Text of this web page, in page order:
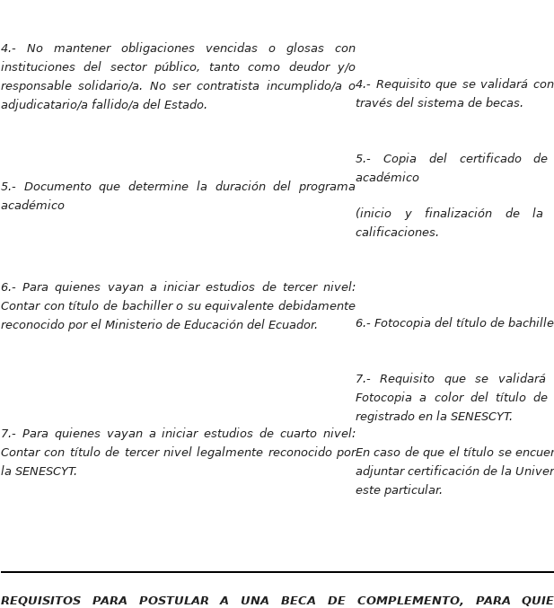
4.- No mantener obligaciones vencidas o glosas con
instituciones del sector público, tanto como deudor y/o
responsable solidario/a. No ser contratista incumplido/a o
adjudicatario/a fallido/a del Estado.
4.- Requisito que se validará
través del sistema de becas.
5.- Documento que determine la duración del programa
académico
5.- Copia del certificado de
académico
(inicio y finalización de la
calificaciones.
6.- Para quienes vayan a iniciar estudios de tercer nivel:
Contar con título de bachiller o su equivalente debidamente
reconocido por el Ministerio de Educación del Ecuador.
6.- Fotocopia del título de
7.- Para quienes vayan a iniciar estudios de cuarto nivel:
Contar con título de tercer nivel legalmente reconocido por
la SENESCYT.
7.- Requisito que se validará
Fotocopia a color del título de
registrado en la SENESCYT.
En caso de que el título se
adjuntar certificación de la
este particular.
REQUISITOS PARA POSTULAR A UNA BECA DE COMPLEMENTO, PARA